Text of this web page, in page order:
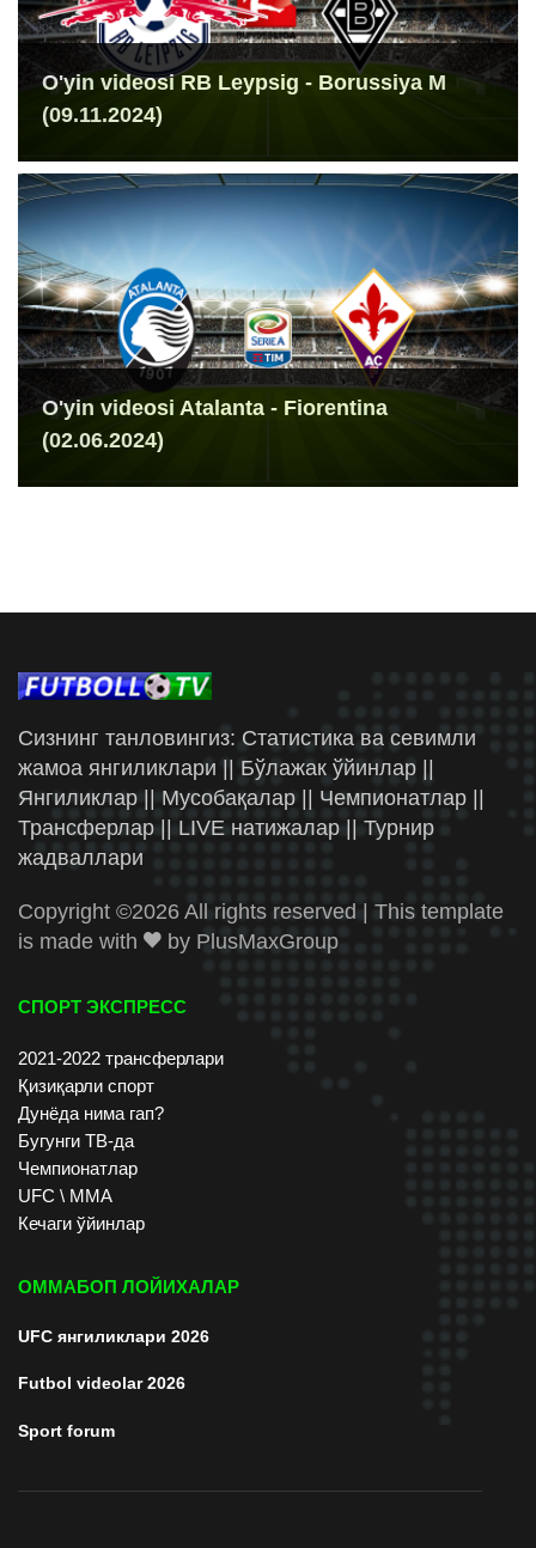
O'yin videosi RB Leypsig - Borussiya M
(09.11.2024)
O'yin videosi Atalanta - Fiorentina
(02.06.2024)
Сизнинг танловингиз: Статистика ва севимли
жамоа янгиликлари || Бўлажак ўйинлар ||
Янгиликлар || Мусобақалар || Чемпионатлар ||
Трансферлар || LIVE натижалар || Турнир
жадваллари
Copyright ©2026 All rights reserved | This template
is made with
by PlusMaxGroup
СПОРТ ЭКСПРЕСС
2021-2022 трансферлари
Қизиқарли спорт
Дунёда нима гап?
Бугунги ТВ-да
Чемпионатлар
UFC \ ММА
Кечаги ўйинлар
ОММАБОП ЛОЙИХАЛАР
UFC янгиликлари 2026
Futbol videolar 2026
Sport forum